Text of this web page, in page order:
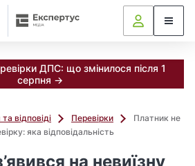
ДПС: що змінилося після 1
серпня →
відповіді Перевірки
Платник не
яка відповідальність
на невиїзну